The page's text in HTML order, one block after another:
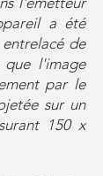
a été
de
l'image
par le
sur un
150 x